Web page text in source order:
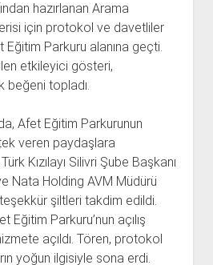
hazırlanan Arama
için protokol ve davetliler
Parkuru alanına geçti.
etkileyici gösteri,
beğeni topladı.
Afet Eğitim Parkurunun
veren paydaşlara
Kızılayı Silivri Şube Başkanı
Nata Holding AVM Müdürü
teşekkür şiltleri takdim edildi.
Eğitim Parkuru’nun açılış
açıldı. Tören, protokol
yoğun ilgisiyle sona erdi.